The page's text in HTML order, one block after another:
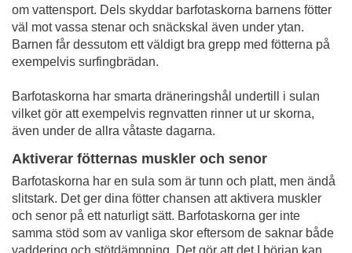
om vattensport. Dels skyddar barfotaskorna barnens fötter
väl mot vassa stenar och snäckskal även under ytan.
Barnen får dessutom ett väldigt bra grepp med fötterna på
exempelvis surfingbrädan.
Barfotaskorna har smarta dräneringshål undertill i sulan
vilket gör att exempelvis regnvatten rinner ut ur skorna,
även under de allra våtaste dagarna.
Aktiverar fötternas muskler och senor
Barfotaskorna har en sula som är tunn och platt, men ändå
slitstark. Det ger dina fötter chansen att aktivera muskler
och senor på ett naturligt sätt. Barfotaskorna ger inte
samma stöd som av vanliga skor eftersom de saknar både
vaddering och stötdämpning. Det gör att det I början kan